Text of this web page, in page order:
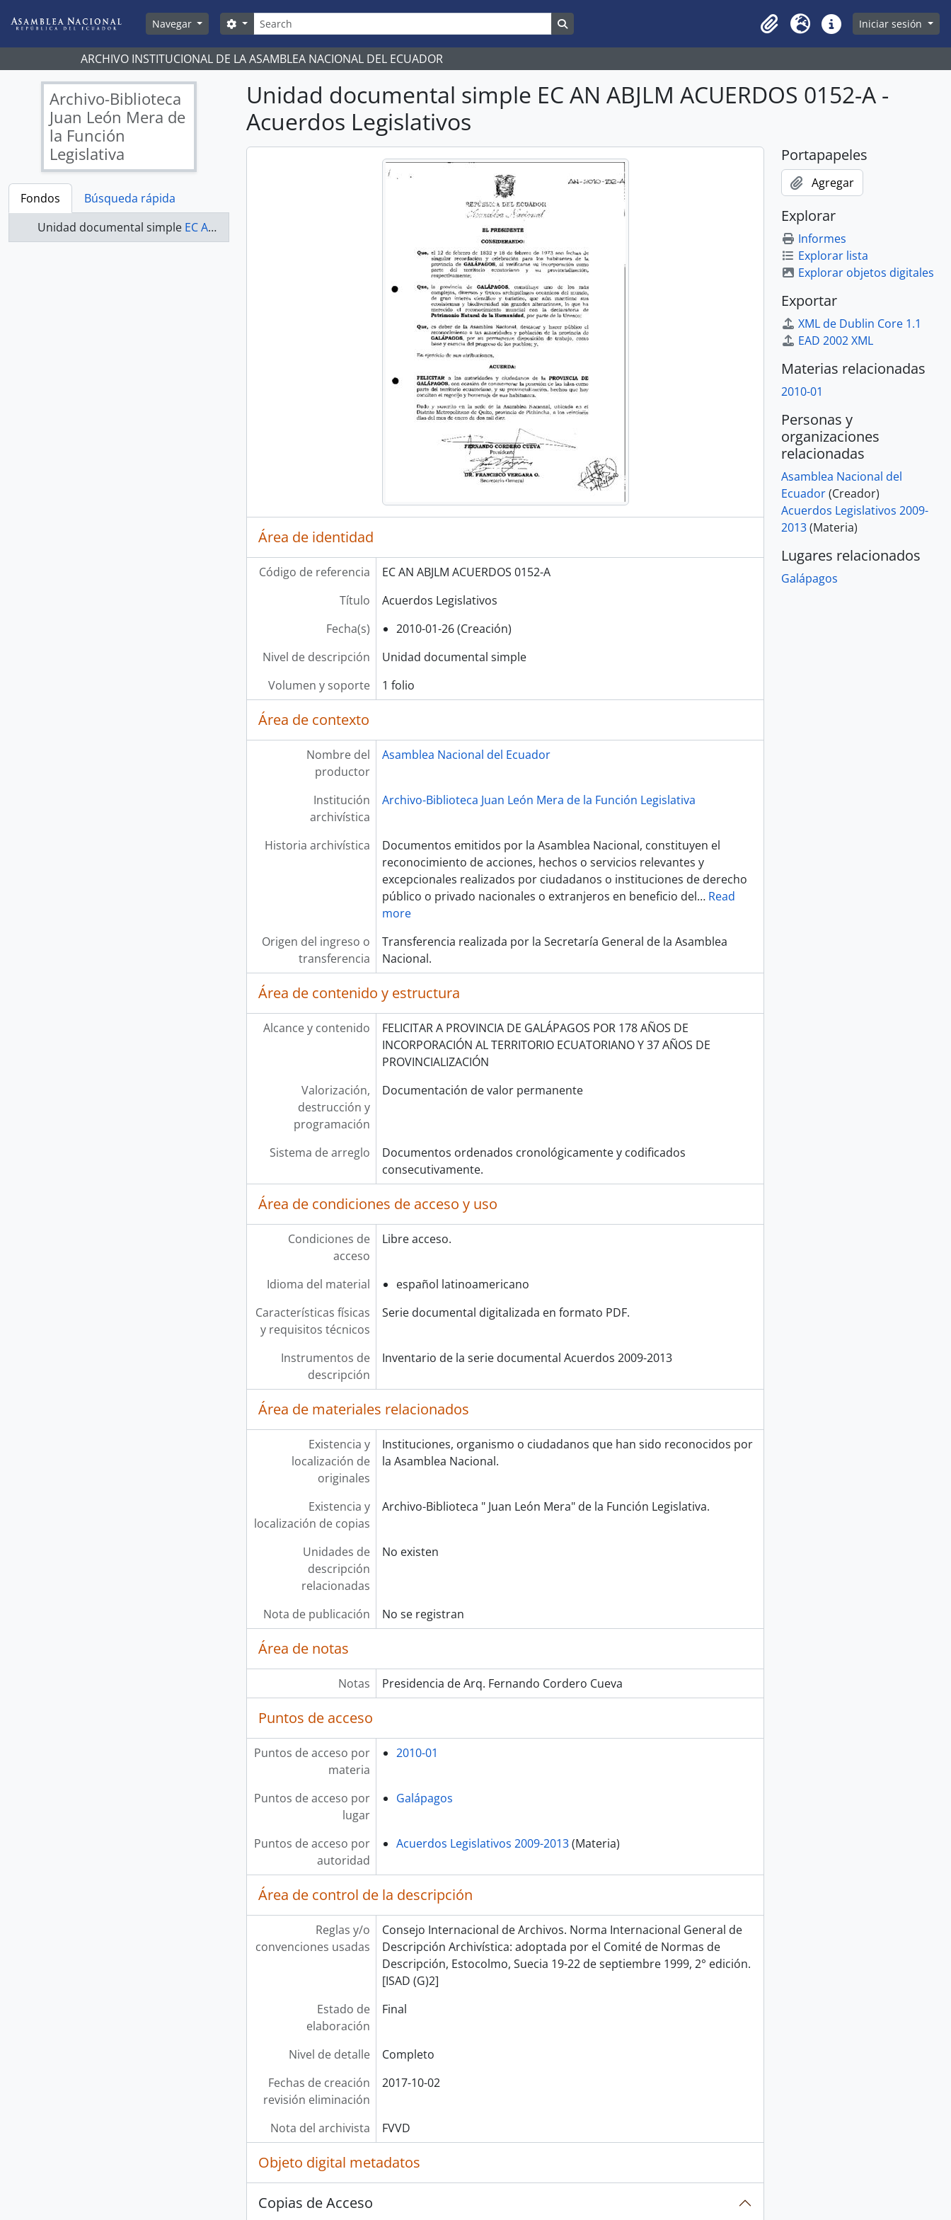
Navegar
Búsqueda
Search options
Clipboard
Idioma Enlaces rápidos
Iniciar sesión
ARCHIVO INSTITUCIONAL DE LA ASAMBLEA NACIONAL DEL ECUADOR
Archivo-Biblioteca
Juan León Mera de
la Función
Legislativa
Fondos
Búsqueda rápida
Unidad documental simple EC AN ABJLM ACUERDOS 0152-A - Acuerdos Legislativos
Unidad documental simple EC AN ABJLM ACUERDOS 0152-A -
Acuerdos Legislativos
Área de identidad
Código de referencia
EC AN ABJLM ACUERDOS 0152-A
Título
Acuerdos Legislativos
Fecha(s)
2010-01-26 (Creación)
Nivel de descripción
Unidad documental simple
Volumen y soporte
1 folio
Área de contexto
Nombre del
productor
Asamblea Nacional del Ecuador
Institución
archivística
Archivo-Biblioteca Juan León Mera de la Función Legislativa
Historia archivística
Documentos emitidos por la Asamblea Nacional, constituyen el
reconocimiento de acciones, hechos o servicios relevantes y
excepcionales realizados por ciudadanos o instituciones de derecho
público o privado nacionales o extranjeros en beneficio del… Read
more
Origen del ingreso o
transferencia
Transferencia realizada por la Secretaría General de la Asamblea
Nacional.
Área de contenido y estructura
Alcance y contenido
FELICITAR A PROVINCIA DE GALÁPAGOS POR 178 AÑOS DE
INCORPORACIÓN AL TERRITORIO ECUATORIANO Y 37 AÑOS DE
PROVINCIALIZACIÓN
Valorización,
destrucción y
programación
Documentación de valor permanente
Sistema de arreglo
Documentos ordenados cronológicamente y codificados
consecutivamente.
Área de condiciones de acceso y uso
Condiciones de
acceso
Libre acceso.
Idioma del material
español latinoamericano
Características físicas
y requisitos técnicos
Serie documental digitalizada en formato PDF.
Instrumentos de
descripción
Inventario de la serie documental Acuerdos 2009-2013
Área de materiales relacionados
Existencia y
localización de
originales
Instituciones, organismo o ciudadanos que han sido reconocidos por
la Asamblea Nacional.
Existencia y
localización de copias
Archivo-Biblioteca " Juan León Mera" de la Función Legislativa.
Unidades de
descripción
relacionadas
No existen
Nota de publicación No se registran
Área de notas
Notas Presidencia de Arq. Fernando Cordero Cueva
Puntos de acceso
Puntos de acceso por
materia
2010-01
Puntos de acceso por
lugar
Galápagos
Puntos de acceso por
autoridad
Acuerdos Legislativos 2009-2013(Materia)
Área de control de la descripción
Reglas y/o
convenciones usadas
Consejo Internacional de Archivos. Norma Internacional General de
Descripción Archivística: adoptada por el Comité de Normas de
Descripción, Estocolmo, Suecia 19-22 de septiembre 1999, 2° edición.
[ISAD (G)2]
Estado de
elaboración
Final
Nivel de detalle
Completo
Fechas de creación
revisión eliminación
2017-10-02
Nota del archivista FVVD
Objeto digital metadatos
Copias de Acceso
Portapapeles
Agregar
Explorar
Informes
Explorar lista
Explorar objetos digitales
Exportar
XML de Dublin Core 1.1
EAD 2002 XML
Materias relacionadas
2010-01
Personas y
organizaciones
relacionadas
Asamblea Nacional del
Ecuador(Creador)
Acuerdos Legislativos 2009-
2013(Materia)
Lugares relacionados
Galápagos